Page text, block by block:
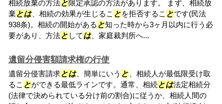
相続放棄の方法と限定承認の方法があります。 まず、相続放
棄とは、相続の効果が生じるこ とを拒否するこ とです(民法
938条)。相続の開始がある と知った時から3ヶ月以内に行う必
要があり、方法と しては、家庭裁判所へ...
遺留分侵害額請求権の行使
遺留分侵害請求とは、簡単にいう と 、相続人が最低限受け取
るこ とができる最低ラインです。通常、相続とは法定相続分
(法律で決められている分け前の割合)に従うか、相続人間の